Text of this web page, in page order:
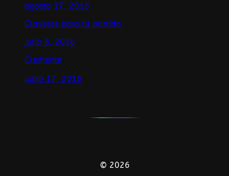
agosto 17, 2016
Claveles para tu partida
julio 8, 2016
Clemente
junio 17, 2016
© 2026